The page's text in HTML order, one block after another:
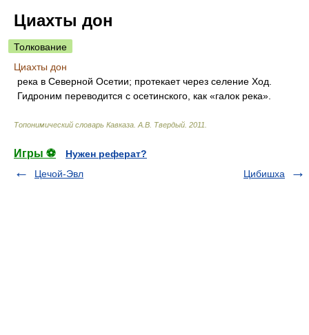
Циахты дон
Толкование
Циахты дон
река в Северной Осетии; протекает через селение Ход.
Гидроним переводится с осетинского, как «галок река».
Топонимический словарь Кавказа А.В. Твердый 2011
Игры ⚽
Нужен реферат?
Цечой-Эвл
Цибишха